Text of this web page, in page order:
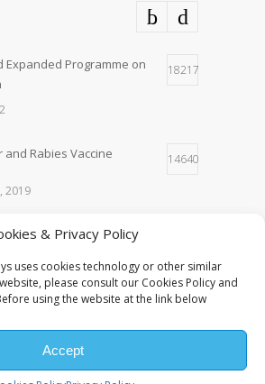
& Privacy Policy
uses cookies technology or other similar
please consult our Cookies Policy and
using the website at the link below
Accept
Sepsis Outcomes with
the bar “The Power of Questions”
2026
Expanded Programme on
18217
and Rabies Vaccine 14640
2019
schedule
Biovalys. All rights reserved.